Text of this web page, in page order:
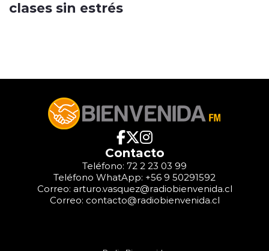
clases sin estrés
Contacto
Teléfono: 72 2 23 03 99
Teléfono WhatApp: +56 9 50291592
Correo: arturo.vasquez@radiobienvenida.cl
Correo: contacto@radiobienvenida.cl